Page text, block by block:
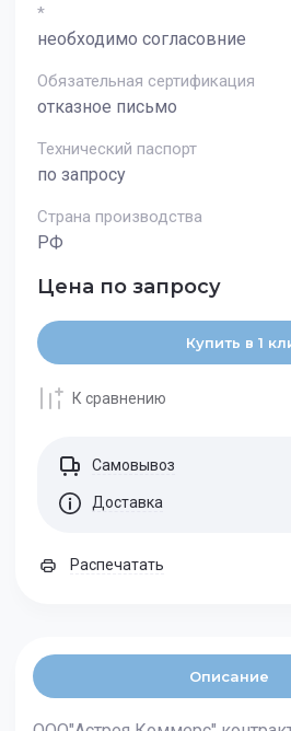
*
необходимо согласовние
Обязательная сертификация
отказное письмо
Технический паспорт
по запросу
Страна производства
РФ
Цена по запросу
Купить в 1
К сравнению
Самовывоз
Доставка
Распечатать
Описание